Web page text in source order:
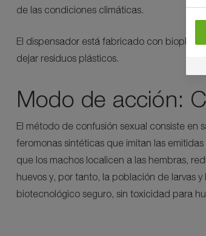
de las condiciones climáticas.
El dispensador está fabricado con
dejar residuos plásticos.
Modo de acción:
El método de confusión sexual consiste en
feromonas sintéticas que imitan las
que los machos localicen a las hembras,
huevos y, por tanto, la población de larvas
biotecnológico seguro, sin toxicidad para